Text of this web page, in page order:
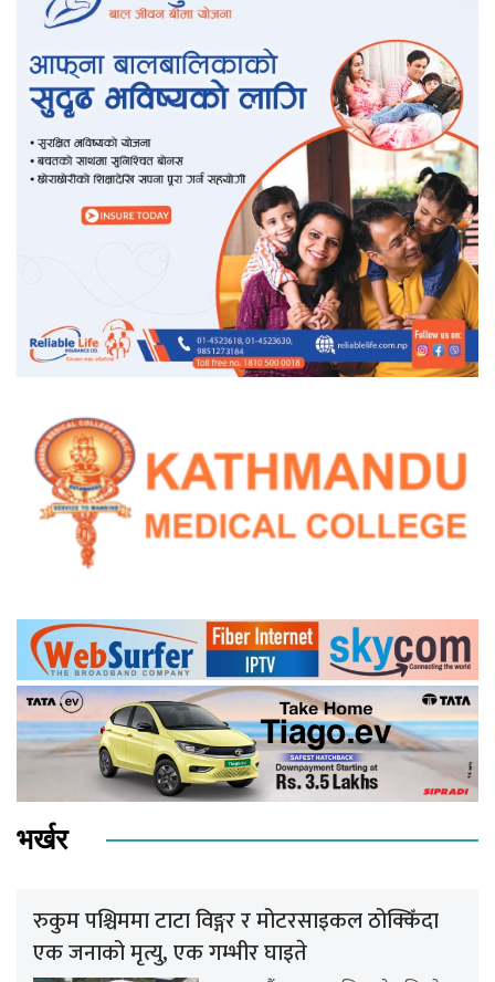
भर्खर
रुकुम पश्चिममा टाटा विङ्गर र मोटरसाइकल ठोक्किँदा
एक जनाको मृत्यु, एक गम्भीर घाइते